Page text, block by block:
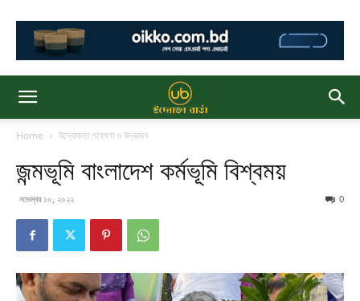
Home উদ্যোক্তা গবেষণা ও উদ্ভাবন
জন্মভূমি বাংলাদেশ কর্মভূমি বিশ্বময়
নভেম্বর ১০, ২০২২ 0